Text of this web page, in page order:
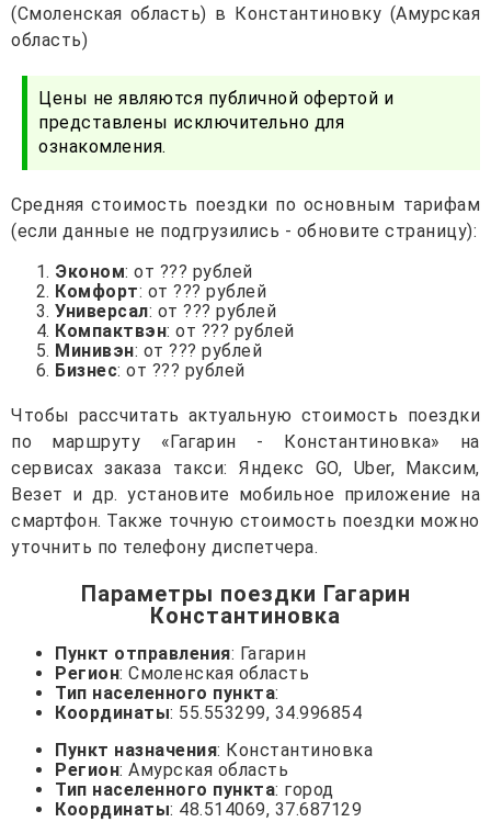
(Смоленская область) в Константиновку (Амурская
область)
Цены не являются публичной офертой и
представлены исключительно для
ознакомления.
Средняя стоимость поездки по основным тарифам
(если данные не подгрузились - обновите страницу):
Эконом: от ??? рублей
Комфорт: от ??? рублей
Универсал: от ??? рублей
Компактвэн: от ??? рублей
Минивэн: от ??? рублей
Бизнес: от ??? рублей
Чтобы рассчитать актуальную стоимость поездки
по маршруту «Гагарин - Константиновка» на
сервисах заказа такси: Яндекс GO, Uber, Максим,
Везет и др. установите мобильное приложение на
смартфон. Также точную стоимость поездки можно
уточнить по телефону диспетчера.
Параметры поездки Гагарин
Константиновка
Пункт отправления: Гагарин
Регион: Смоленская область
Тип населенного пункта:
Координаты: 55.553299, 34.996854
Пункт назначения: Константиновка
Регион: Амурская область
Тип населенного пункта: город
Координаты: 48.514069, 37.687129